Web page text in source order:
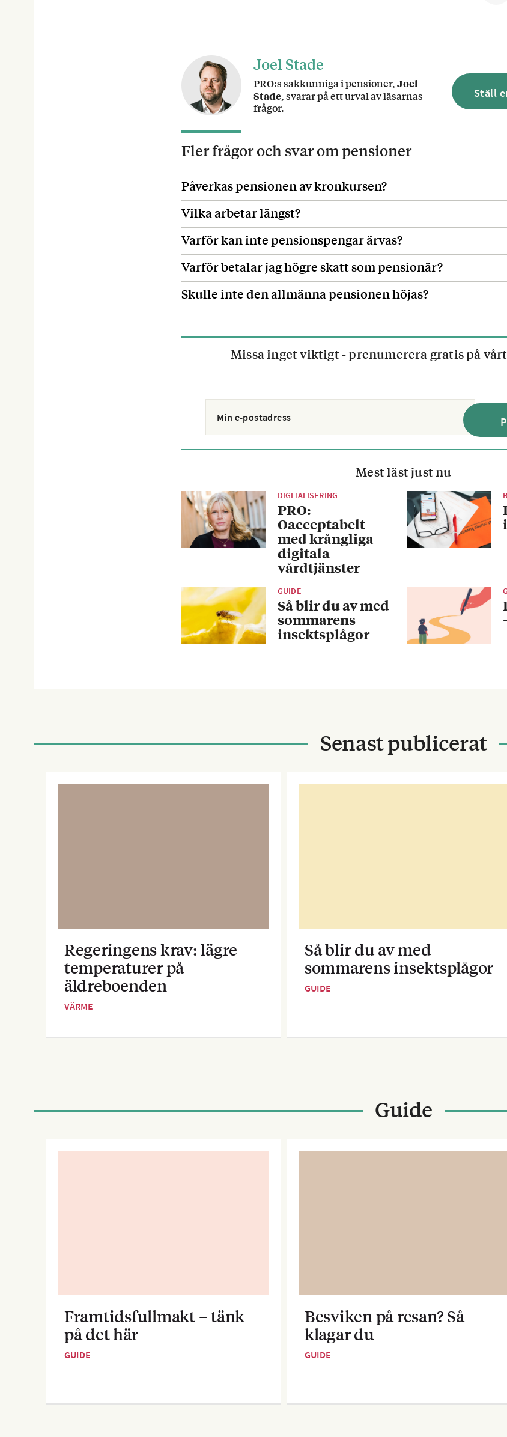
Joel Stade
PRO:s sakkunniga i pensioner,Joel
Stade, svarar på ett urval av läsarnas
frågor.
Ställ
Fler frågor och svar ompensioner
Påverkas pensionen av kronkursen?
Vilka arbetar längst?
Varför kan inte pensionspengar ärvas?
Varför betalar jag högre skatt som pensionär?
Skulle inte den allmänna pensionen höjas?
Missa inget viktigt - prenumerera gratis på
Mest läst just nu
DIGITALISERING
PRO:
Oacceptabelt
med krångliga
digitala
vårdtjänster
GUIDE
Så blir du av med
sommarens
insektsplågor
Senast publicerat
Regeringens krav: lägre
temperaturer på
äldreboenden
VÄRME
Så blir du av med
sommarens insektsplågor
GUIDE
Guide
Framtidsfullmakt – tänk
på det här
GUIDE
Besviken på resan? Så
klagar du
GUIDE